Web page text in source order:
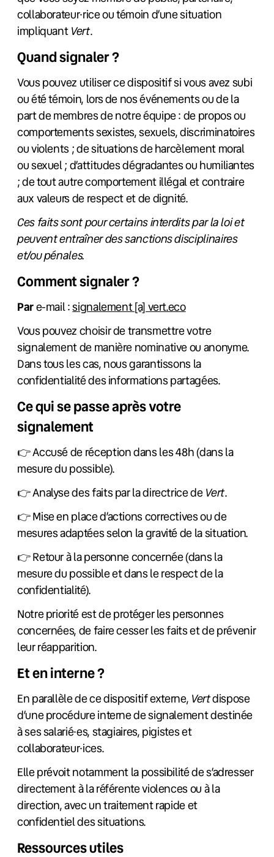
collaborateur·rice ou témoin d’une situation
impliquant Vert.
Quand signaler ?
Vous pouvez utiliser ce dispositif si vous avez subi
ou été témoin, lors de nos événements ou de la
part de membres de notre équipe : de propos ou
comportements sexistes, sexuels, discriminatoires
ou violents ; de situations de harcèlement moral
ou sexuel ; d’attitudes dégradantes ou humiliantes
; de tout autre comportement illégal et contraire
aux valeurs de respect et de dignité.
Ces faits sont pour certains interdits par la loi et
peuvent entraîner des sanctions disciplinaires
et/ou pénales.
Comment signaler ?
Pare-mail :signalement [a] vert.eco
Vous pouvez choisir de transmettre votre
signalement de manière nominative ou anonyme.
Dans tous les cas, nous garantissons la
confidentialité des informations partagées.
Ce qui se passe après votre
signalement
👉 Accusé de réception dans les 48h (dans la
mesure du possible).
👉 Analyse des faits par la directrice de Vert.
👉 Mise en place d’actions correctives ou de
mesures adaptées selon la gravité de la situation.
👉 Retour à la personne concernée (dans la
mesure du possible et dans le respect de la
confidentialité).
Notre priorité est de protéger les personnes
concernées, de faire cesser les faits et de prévenir
leur réapparition.
Et en interne ?
En parallèle de ce dispositif externe, Vertdispose
d’une procédure interne de signalement destinée
à ses salarié·es, stagiaires, pigistes et
collaborateur·ices.
Elle prévoit notamment la possibilité de s’adresser
directement à la référente violences ou à la
direction, avec un traitement rapide et
confidentiel des situations.
Ressources utiles